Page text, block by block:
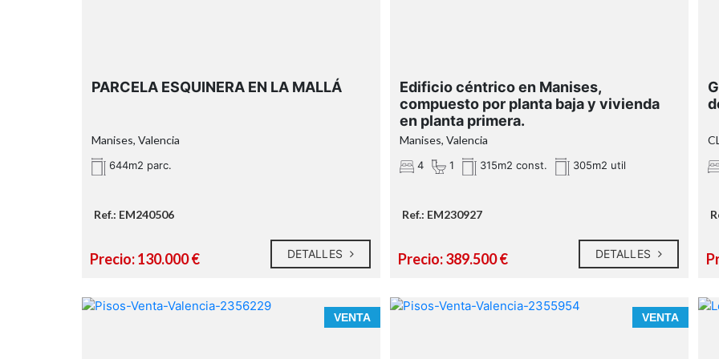
PARCELA ESQUINERA EN LA MALLÁ
Manises, Valencia
644m2 parc.
Ref.: EM240506
Precio: 130.000 € DETALLES
Edificio céntrico en Manises,
compuesto por planta baja y vivienda
en planta primera.
Manises, Valencia
4 1 315m2 const. 305m2 util
Ref.: EM230927
Precio: 389.500 € DETALLES
VENTA VENTA